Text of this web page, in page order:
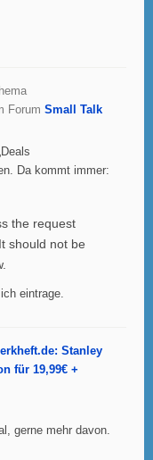
Forum Small Talk
Da kommt immer:
the request
should not be
eintrage.
Stanley
für 19,99€ +
gerne mehr davon.